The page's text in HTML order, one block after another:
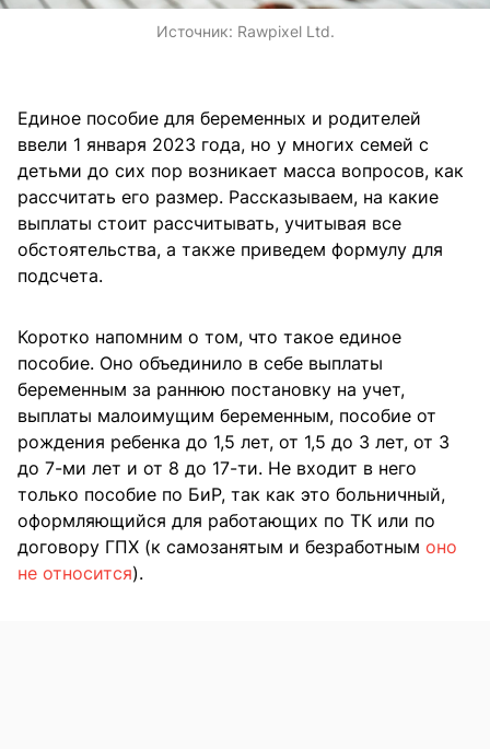
Источник: Rawpixel Ltd.
Единое пособие для беременных и родителей
ввели 1 января 2023 года, но у многих семей с
детьми до сих пор возникает масса вопросов, как
рассчитать его размер. Рассказываем, на какие
выплаты стоит рассчитывать, учитывая все
обстоятельства, а также приведем формулу для
подсчета.
Коротко напомним о том, что такое единое
пособие. Оно объединило в себе выплаты
беременным за раннюю постановку на учет,
выплаты малоимущим беременным, пособие от
рождения ребенка до 1,5 лет, от 1,5 до 3 лет, от 3
до 7-ми лет и от 8 до 17-ти. Не входит в него
только пособие по БиР, так как это больничный,
оформляющийся для работающих по ТК или по
договору ГПХ (к самозанятым и безработным оно
не относится).